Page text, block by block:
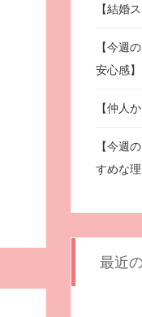
【結婚
【今週
安心感】
【仲人
【今週
すめな理
最近